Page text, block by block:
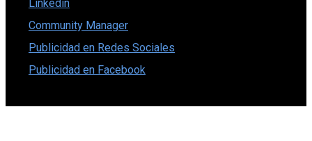
Linkedin
Community Manager
Publicidad en Redes Sociales
Publicidad en Facebook